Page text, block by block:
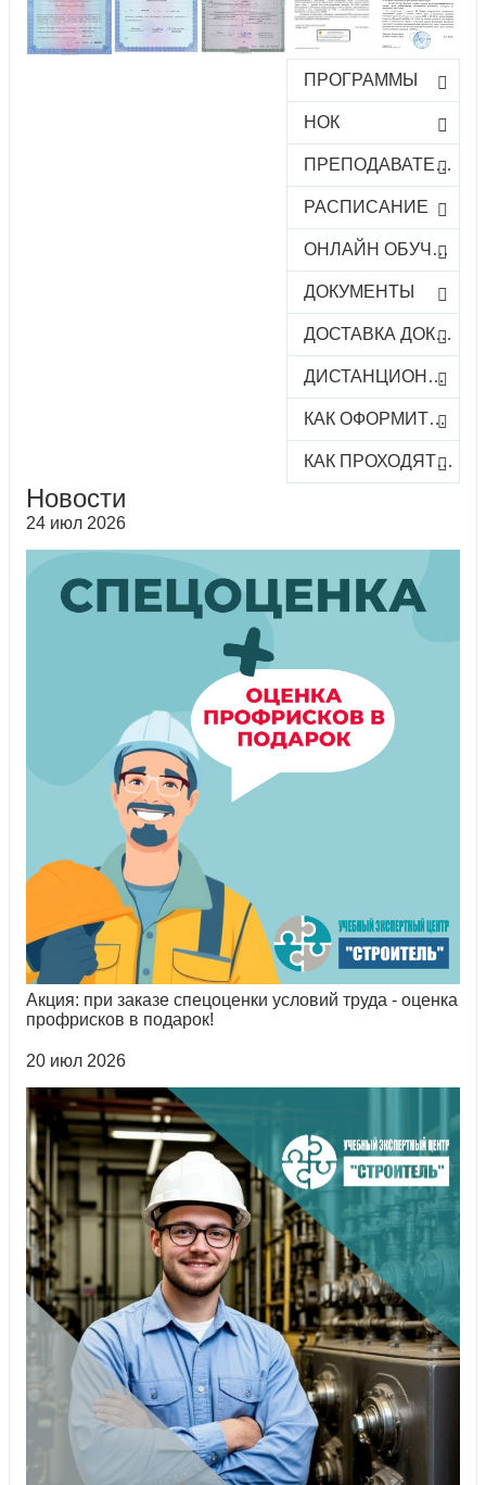
ПРОГРАММЫ
НОК
ПРЕПОДАВАТЕЛИ
РАСПИСАНИЕ
ОНЛАЙН ОБУЧЕНИЕ
ДОКУМЕНТЫ
ДОСТАВКА ДОКУМЕНТОВ
ДИСТАНЦИОННОЕ ОБУЧЕНИЕ
КАК ОФОРМИТЬ ЗАКАЗ КУРСА
КАК ПРОХОДЯТ ОНЛАЙН-КУРСЫ
Новости
24 июл 2026
Акция: при заказе спецоценки условий труда - оценка
профрисков в подарок!
20 июл 2026